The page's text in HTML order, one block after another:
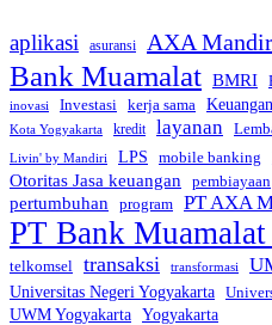
aplikasi asuransi AXA
Bank Muamalat BMRI
inovasi Investasi kerja sama Keuangan
Kota Yogyakarta kredit layanan
Livin' by Mandiri
LPS mobile banking
Otoritas Jasa keuangan pembiayaan
pertumbuhan program PT AXA
PT Bank
telkomsel transaksi transformasi
Universitas Negeri Yogyakarta
UWM Yogyakarta Yogyakarta